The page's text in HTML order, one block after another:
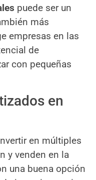
puede ser un
más
empresas en las
de
con pequeñas
en
en múltiples
y venden en la
una buena opción